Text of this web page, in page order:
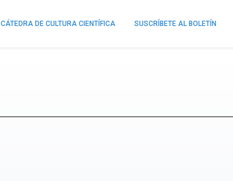
CÁTEDRA DE CULTURA CIENTÍFICA SUSCRÍBETE AL BOLETÍN